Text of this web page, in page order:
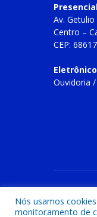
Av.
Centro –
CEP:
Ouvidoria /
Nós usamos
monitoramento de